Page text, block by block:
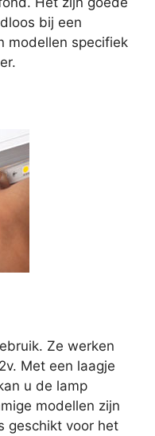
bij een
modellen specifiek
Ze werken
Met een laagje
u de lamp
modellen zijn
geschikt voor het